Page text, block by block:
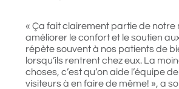
« Ça fait clairement partie de notre
améliorer le confort et le soutien
répète souvent à nos patients de
lorsqu’ils rentrent chez eux. La
choses, c’est qu’on aide l’équipe
visiteurs à en faire de même! », a